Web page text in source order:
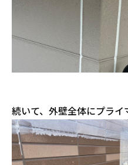
続いて、外壁全体にプライ